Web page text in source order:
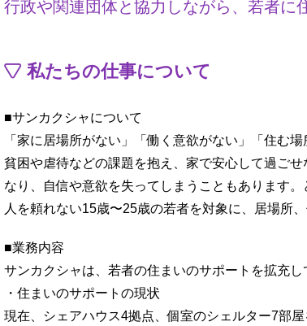
行政や関連団体と協力しながら、若者に
私たちの仕事について
■サンカクシャについて
「家に居場所がない」「働く意欲がない」「住む場
貧困や虐待などの課題を抱え、家で安心して過ご
なり、自信や意欲を失ってしまうこともあります
人を頼れない15歳〜25歳の若者を対象に、居場所
■業務内容
サンカクシャは、若者の住まいのサポートを拡充し
・住まいのサポートの現状
現在、シェアハウス4拠点、個室のシェルター7部